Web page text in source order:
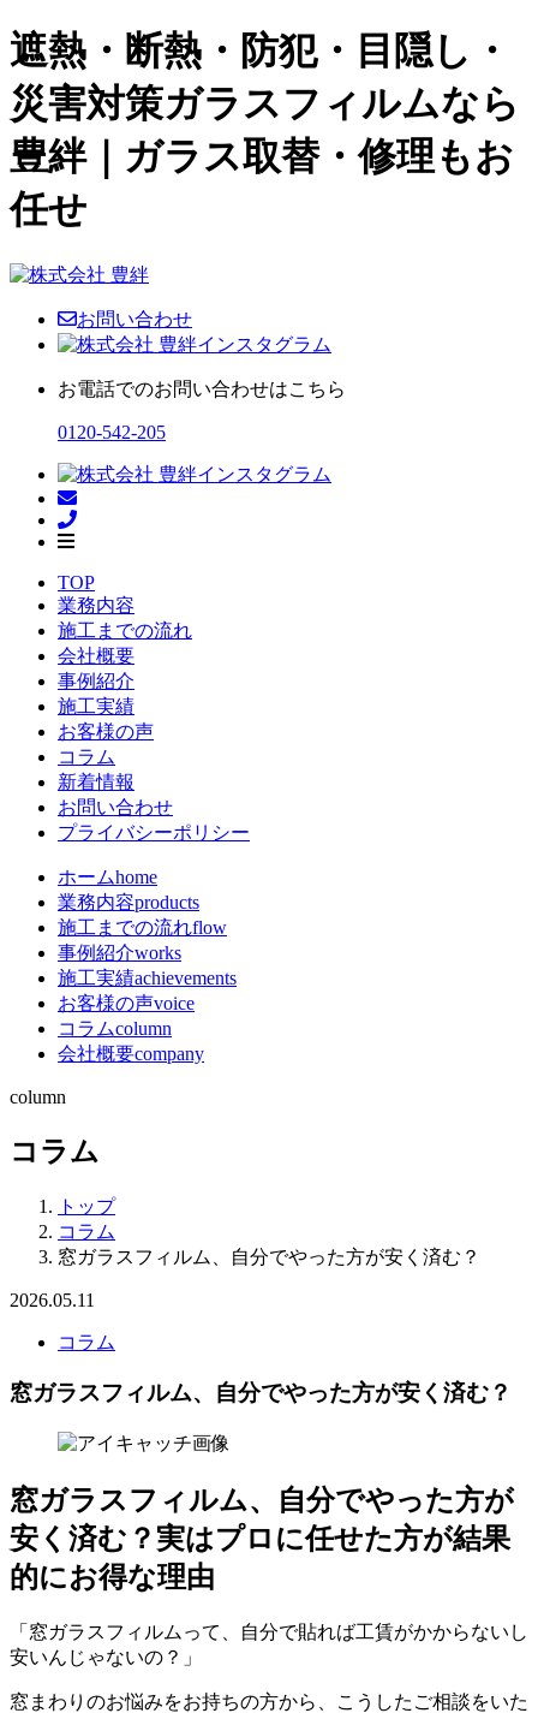
遮熱・断熱・防犯・目隠し・
災害対策ガラスフィルムなら
豊絆｜ガラス取替・修理もお
任せ
お問い合わせ
お電話でのお問い合わせはこちら
0120-542-205
TOP
業務内容
施工までの流れ
会社概要
事例紹介
施工実績
お客様の声
コラム
新着情報
お問い合わせ
プライバシーポリシー
ホームhome
業務内容products
施工までの流れflow
事例紹介works
施工実績achievements
お客様の声voice
コラムcolumn
会社概要company
column
コラム
トップ
コラム
窓ガラスフィルム、自分でやった方が安く済む？
2026.05.11
コラム
窓ガラスフィルム、自分でやった方が安く済む？
窓ガラスフィルム、自分でやった方が
安く済む？実はプロに任せた方が結果
的にお得な理由
「窓ガラスフィルムって、自分で貼れば工賃がかからないし
安いんじゃないの？」
窓まわりのお悩みをお持ちの方から、こうしたご相談をいた